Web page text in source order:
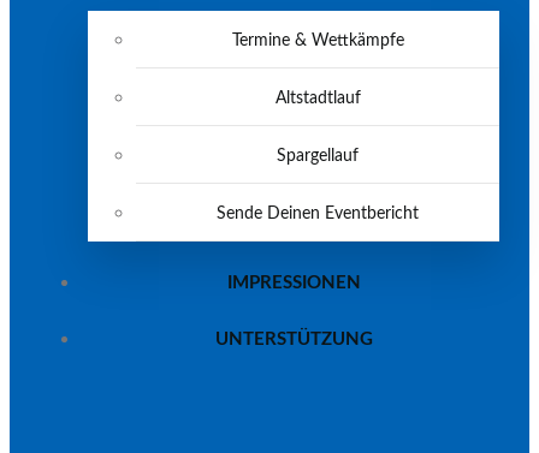
Termine & Wettkämpfe
Altstadtlauf
Spargellauf
Sende Deinen Eventbericht
IMPRESSIONEN
UNTERSTÜTZUNG